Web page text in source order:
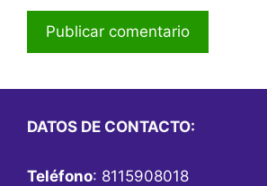
DATOS DE CONTACTO:
Teléfono: 8115908018